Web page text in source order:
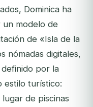
Dominica ha
modelo de
de «Isla de la
nómadas digitales,
por la
estilo turístico:
de piscinas